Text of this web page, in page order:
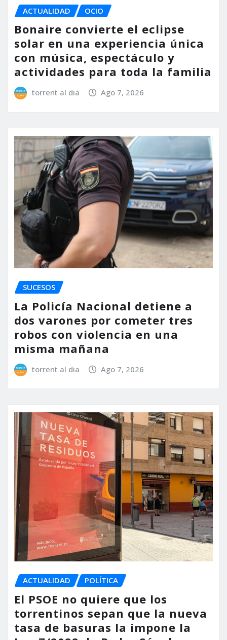
ACTUALIDAD OCIO
Bonaire convierte el eclipse
solar en una experiencia única
con música, espectáculo y
actividades para toda la familia
torrent al dia Ago 7, 2026
SUCESOS
La Policía Nacional detiene a
dos varones por cometer tres
robos con violencia en una
misma mañana
torrent al dia Ago 7, 2026
ACTUALIDAD POLÍTICA
El PSOE no quiere que los
torrentinos sepan que la nueva
tasa de basuras la impone la